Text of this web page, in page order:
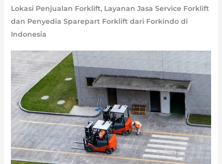
Lokasi Penjualan Forklift, Layanan Jasa Service Forklift
dan Penyedia Sparepart Forklift dari Forkindo di
Indonesia